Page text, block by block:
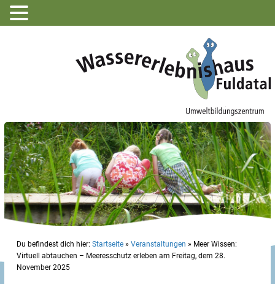
Du befindest dich hier: Startseite » Veranstaltungen » Meer Wissen:
Virtuell abtauchen – Meeresschutz erleben am Freitag, dem 28.
November 2025